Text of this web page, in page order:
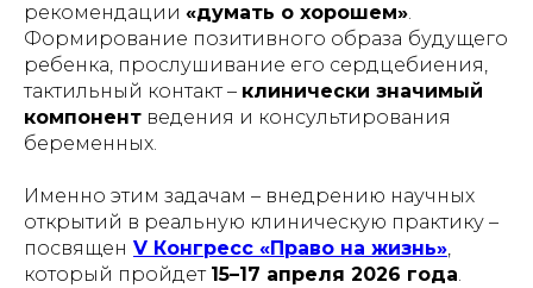
рекомендации «думать о хорошем».
Формирование позитивного образа будущего
ребенка, прослушивание его сердцебиения,
тактильный контакт – клинически значимый
компонент ведения и консультирования
беременных.
Именно этим задачам – внедрению научных
открытий в реальную клиническую практику –
посвящен V Конгресс «Право на жизнь»,
который пройдет 15–17 апреля 2026 года.